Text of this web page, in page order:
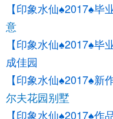
【印象水仙♠2017♠
意
【印象水仙♠2017♠
成佳园
【印象水仙♠2017♠
尔夫花园别墅
【印象水仙♠2017♠